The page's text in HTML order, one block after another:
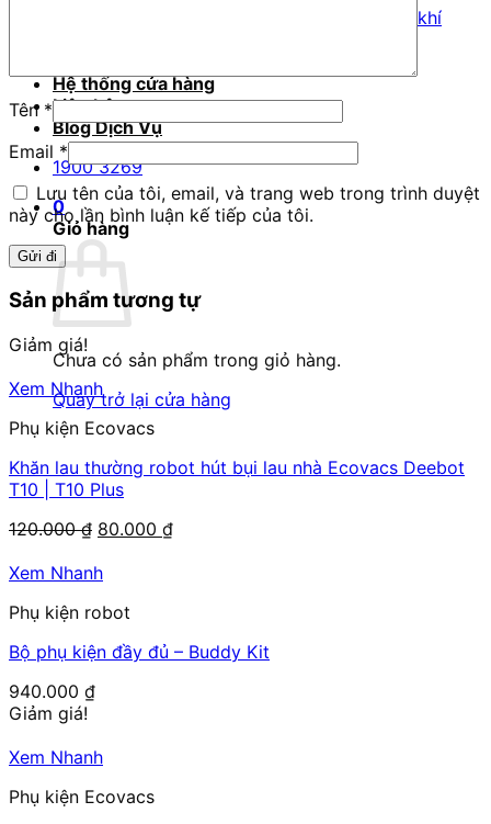
Dịch vụ sửa chữa máy lọc không khí
Hệ thống cửa hàng
Liên hệ
Blog Dịch Vụ
1900 3269
0
Giỏ hàng
Chưa có sản phẩm trong giỏ hàng.
Quay trở lại cửa hàng
Tên *
Email *
Lưu tên của tôi, email, và trang web trong trình duyệt
này cho lần bình luận kế tiếp của tôi.
Sản phẩm tương tự
Giảm giá!
Xem Nhanh
Phụ kiện Ecovacs
Khăn lau thường robot hút bụi lau nhà Ecovacs Deebot
T10 | T10 Plus
120.000₫ Giá
là:
80.000 ₫Giá
Xem Nhanh
Phụ kiện robot
Bộ phụ kiện đầy đủ – Buddy Kit
940.000 ₫
Giảm giá!
Xem Nhanh
Phụ kiện Ecovacs